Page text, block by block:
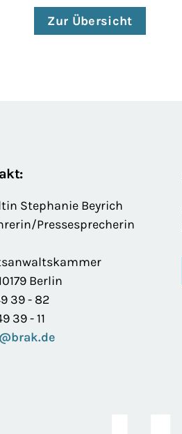
Zur Übersicht
Stephanie Beyrich
Pressesprecherin
Berlin
39 - 82
39 - 11